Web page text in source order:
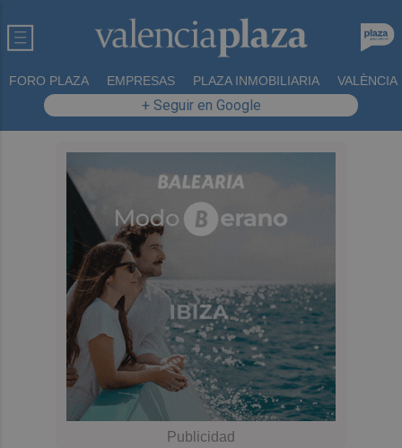
FORO PLAZA EMPRESAS PLAZA INMOBILIARIA VALÈNCIA
+ Seguir en Google